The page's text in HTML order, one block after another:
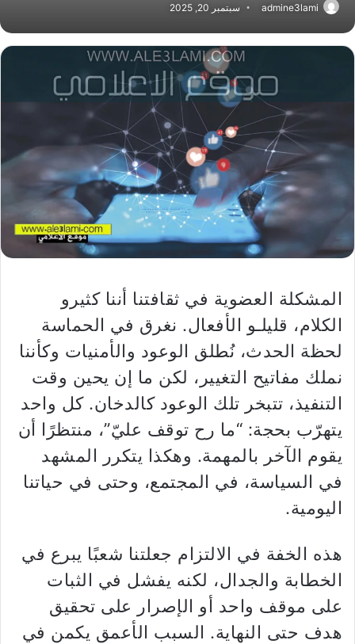
admine3lami سبتمبر 20, 2025
المشكلة العضوية في ثقافتنا أننا كثيرو
الكلام، قليلـو الأفعال. نغرق في الحماسة
لحظة الحدث، نُطلق الوعود والأمنيات وكأننا
نملك مفاتيح التغيير، لكن ما إن يحين وقت
التنفيذ، تتبخر تلك الوعود كالدخان. كل واحد
يتهرّب بحجة: “ما رح توقف عليّ”، منتظرًا أن
يقوم الآخر بالمهمة. وهكذا يتكرر المشهد
في السياسة، في المجتمع، وحتى في حياتنا
اليومية.
هذه الخفة في الالتزام جعلتنا شعبًا يبرع في
الخطابة والجدال، لكنه يفشل في الثبات
على موقف واحد أو الإصرار على تحقيق
هدف حتى النهاية. السبب الأعمق يكمن في